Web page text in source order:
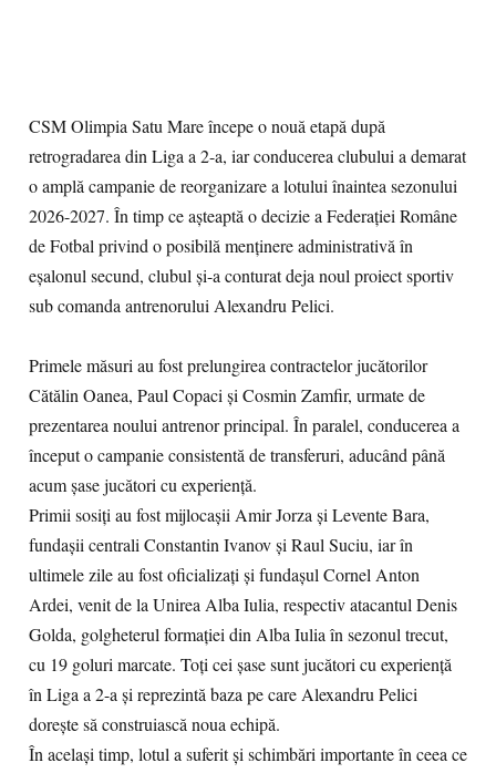
CSM Olimpia Satu Mare începe o nouă etapă după
retrogradarea din Liga a 2-a, iar conducerea clubului a demarat
o amplă campanie de reorganizare a lotului înaintea sezonului
2026-2027. În timp ce așteaptă o decizie a Federației Române
de Fotbal privind o posibilă menținere administrativă în
eșalonul secund, clubul și-a conturat deja noul proiect sportiv
sub comanda antrenorului Alexandru Pelici.
Primele măsuri au fost prelungirea contractelor jucătorilor
Cătălin Oanea, Paul Copaci și Cosmin Zamfir, urmate de
prezentarea noului antrenor principal. În paralel, conducerea a
început o campanie consistentă de transferuri, aducând până
acum șase jucători cu experiență.
Primii sosiți au fost mijlocașii Amir Jorza și Levente Bara,
fundașii centrali Constantin Ivanov și Raul Suciu, iar în
ultimele zile au fost oficializați și fundașul Cornel Anton
Ardei, venit de la Unirea Alba Iulia, respectiv atacantul Denis
Golda, golgheterul formației din Alba Iulia în sezonul trecut,
cu 19 goluri marcate. Toți cei șase sunt jucători cu experiență
în Liga a 2-a și reprezintă baza pe care Alexandru Pelici
dorește să construiască noua echipă.
În același timp, lotul a suferit și schimbări importante în ceea ce